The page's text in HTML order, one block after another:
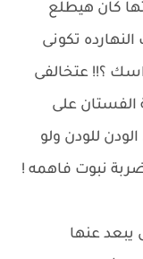
كان هيطلع
تكونى
؟!! عتخالفى
الفستان على
للودن ولو
نبوت فاهمه !
عنها